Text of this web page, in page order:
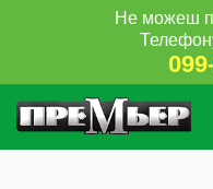
Не можеш